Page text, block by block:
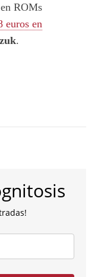
ROMs
euros en
.